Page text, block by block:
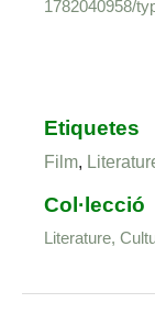
1782040958/
Etiquetes
Film,
Col·lecció
Literature,